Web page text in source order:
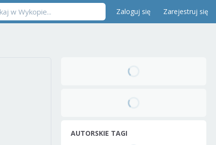
Zaloguj się Zarejestruj się
AUTORSKIE TAGI